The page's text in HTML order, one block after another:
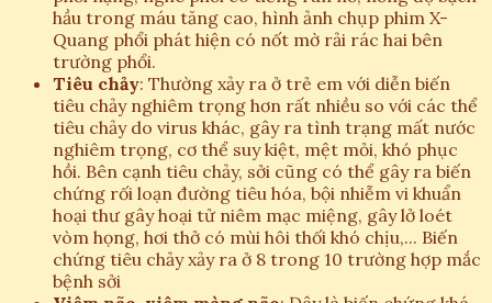
hầu trong máu tăng cao, hình ảnh chụp phim X-
Quang phổi phát hiện có nốt mờ rải rác hai bên
trường phổi.
Tiêu chảy: Thường xảy ra ở trẻ em với diễn biến
tiêu chảy nghiêm trọng hơn rất nhiều so với các thể
tiêu chảy do virus khác, gây ra tình trạng mất nước
nghiêm trọng, cơ thể suy kiệt, mệt mỏi, khó phục
hồi. Bên cạnh tiêu chảy, sởi cũng có thể gây ra biến
chứng rối loạn đường tiêu hóa, bội nhiễm vi khuẩn
hoại thư gây hoại tử niêm mạc miệng, gây lở loét
vòm họng, hơi thở có mùi hôi thối khó chịu,... Biến
chứng tiêu chảy xảy ra ở 8 trong 10 trường hợp mắc
bệnh sởi